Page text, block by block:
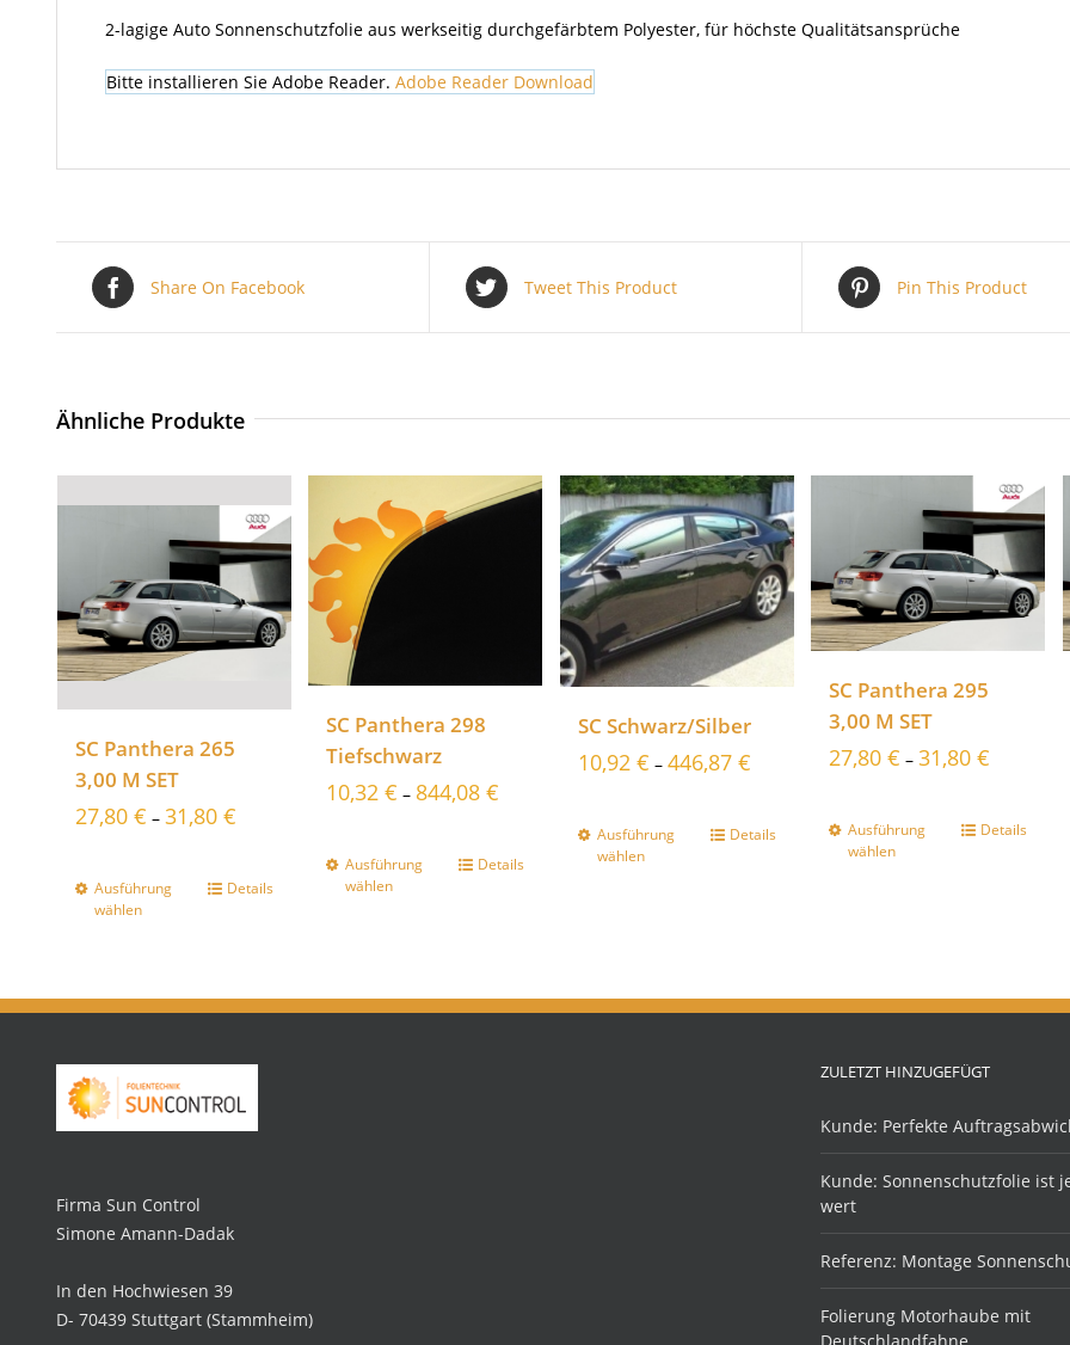
2-lagige Auto Sonnenschutzfolie aus werkseitig durchgefärbtem Polyester, für höchste Qualitätsansprüche
Bitte installieren Sie Adobe Reader. Adobe Reader Download
Share On Facebook Tweet This Product Pin This Product
Ähnliche Produkte
SC Panthera 265
3,00 M SET
27,80 € – 31,80 €
Ausführung
wählen
Details
SC Panthera 298
Tiefschwarz
10,32€ – 844,08€
Ausführung
wählen
Details
SC Schwarz/Silber
10,92 € – 446,87 €
Ausführung
wählen
Details
SC Panthera 295
3,00 M SET
27,80€ –31,80€
Ausführung
wählen
Details
Firma Sun Control
Simone Amann-Dadak
In den Hochwiesen 39
D- 70439 Stuttgart (Stammheim)
ZULETZT HINZUGEFÜGT
Kunde: Perfekte
Kunde: Sonnenschutzfolie ist
wert
Referenz: Montage
Folierung Motorhaube mit